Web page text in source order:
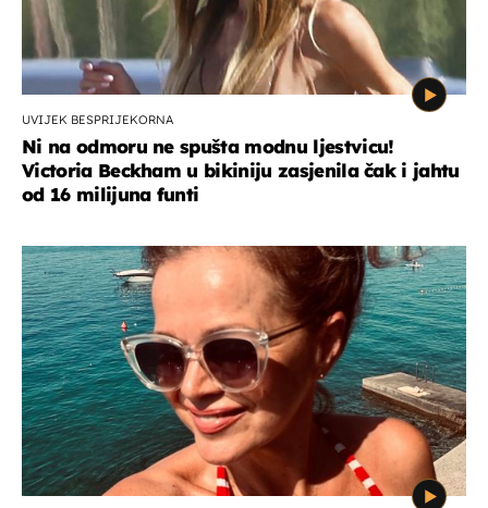
UVIJEK BESPRIJEKORNA
Ni na odmoru ne spušta modnu ljestvicu!
Victoria Beckham u bikiniju zasjenila čak i jahtu
od 16 milijuna funti